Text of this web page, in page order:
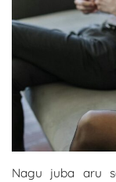
Nagu juba aru